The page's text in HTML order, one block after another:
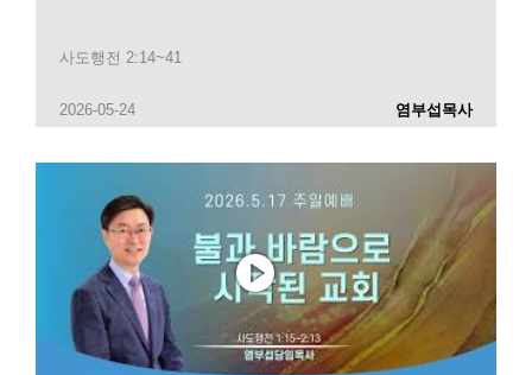
사도행전 2:14~41
2026-05-24 염부섭목사